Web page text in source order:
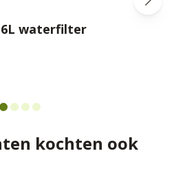
waterfilter
kochten ook